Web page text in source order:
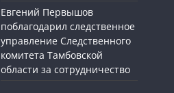
Евгений Первышов
поблагодарил следственное
управление Следственного
комитета Тамбовской
области за сотрудничество